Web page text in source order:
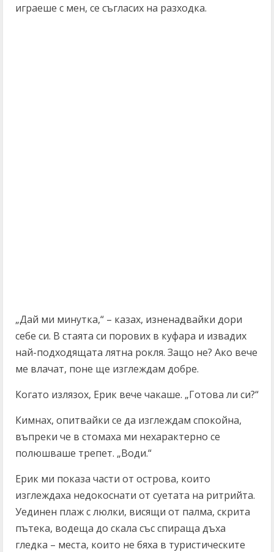
играеше с мен, се съгласих на разходка.
„Дай ми минутка,“ – казах, изненадвайки дори
себе си. В стаята си порових в куфара и извадих
най-подходящата лятна рокля. Защо не? Ако вече
ме влачат, поне ще изглеждам добре.
Когато излязох, Ерик вече чакаше. „Готова ли си?“
Кимнах, опитвайки се да изглеждам спокойна,
въпреки че в стомаха ми нехарактерно се
полюшваше трепет. „Води.“
Ерик ми показа части от острова, които
изглеждаха недокоснати от суетата на ритрийта.
Уединен плаж с люлки, висящи от палма, скрита
пътека, водеща до скала със спираща дъха
гледка – места, които не бяха в туристическите